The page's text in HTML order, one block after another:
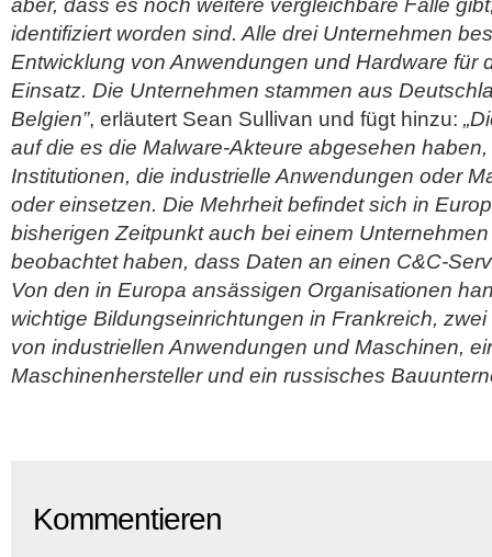
aber, dass es noch weitere vergleichbare Fälle
identifiziert worden sind. Alle drei Unternehmen
Entwicklung von Anwendungen und Hardware für
Einsatz. Die Unternehmen stammen aus
Belgien”, erläutert Sean Sullivan und fügt hinzu:
auf die es die Malware-Akteure abgesehen
Institutionen, die industrielle Anwendungen oder
oder einsetzen. Die Mehrheit befindet sich in
bisherigen Zeitpunkt auch bei einem
beobachtet haben, dass Daten an einen C&C-
Von den in Europa ansässigen Organisationen
wichtige Bildungseinrichtungen in Frankreich,
von industriellen Anwendungen und Maschinen,
Maschinenhersteller und ein russisches
Kommentieren